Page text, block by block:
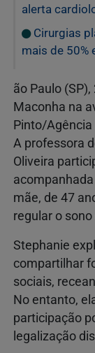
alerta
Cirurgias
mais de 50%
ão Paulo
Maconha na
Pinto/Agência
A professora
Oliveira
mãe, de 47
regular o
Stephanie
compartilhar
sociais,
No entanto,
participação
legalização